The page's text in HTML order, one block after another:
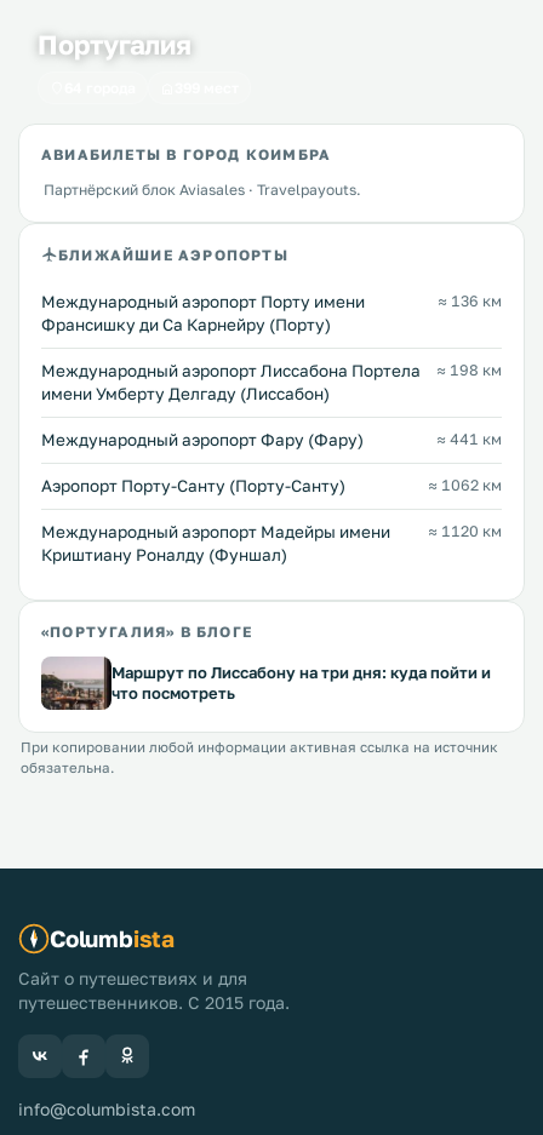
Португалия
АВИАБИЛЕТЫ В ГОРОД КОИМБРА
Партнёрский блок Aviasales · Travelpayouts.
БЛИЖАЙШИЕ АЭРОПОРТЫ
Международный аэропорт Порту имени
Франсишку ди Са Карнейру (Порту)
≈ 136 км
Международный аэропорт Лиссабона Портела
имени Умберту Делгаду (Лиссабон)
≈ 198 км
Международный аэропорт Фару (Фару) ≈ 441 км
Аэропорт Порту-Санту (Порту-Санту) ≈ 1062 км
Международный аэропорт Мадейры имени
Криштиану Роналду (Фуншал)
≈ 1120 км
«ПОРТУГАЛИЯ» В БЛОГЕ
Маршрут по Лиссабону на три дня: куда пойти и
что посмотреть
При копировании любой информации активная ссылка на источник
обязательна.
Columbista
Сайт о путешествиях и для
путешественников. С 2015 года.
info@columbista.com